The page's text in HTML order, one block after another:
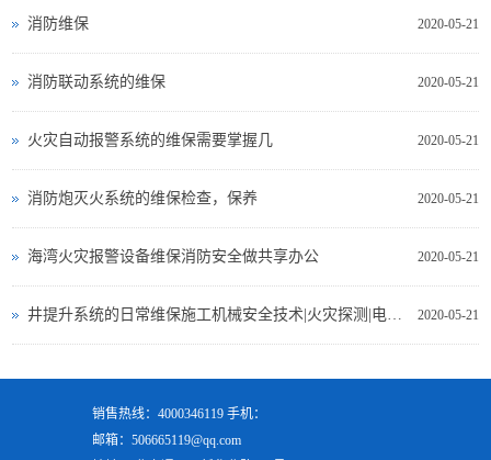
2020-05-21
消防维保
2020-05-21
消防联动系统的维保
2020-05-21
火灾自动报警系统的维保需要掌握几
2020-05-21
消防炮灭火系统的维保检查，保养
2020-05-21
海湾火灾报警设备维保消防安全做共享办公
2020-05-21
井提升系统的日常维保施工机械安全技术|火灾探测|电气测试
销售热线：4000346119 手机：
邮箱：506665119@qq.com